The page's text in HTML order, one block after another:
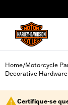
Home/Motorcycle
Decorative Hardware
Certifique-se